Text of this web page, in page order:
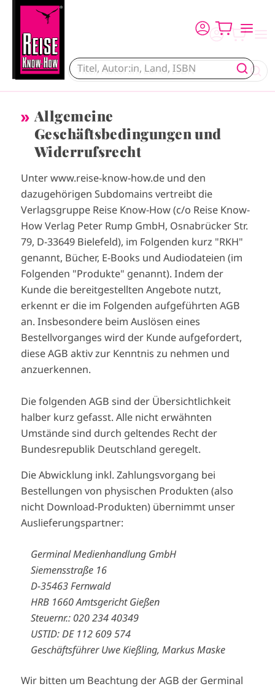
Allgemeine
Geschäftsbedingungen und
Widerrufsrecht
Unter www.reise-know-how.de und den
dazugehörigen Subdomains vertreibt die
Verlagsgruppe Reise Know-How (c/o Reise Know-
How Verlag Peter Rump GmbH, Osnabrücker Str.
79, D-33649 Bielefeld), im Folgenden kurz "RKH"
genannt, Bücher, E-Books und Audiodateien (im
Folgenden "Produkte" genannt). Indem der
Kunde die bereitgestellten Angebote nutzt,
erkennt er die im Folgenden aufgeführten AGB
an. Insbesondere beim Auslösen eines
Bestellvorganges wird der Kunde aufgefordert,
diese AGB aktiv zur Kenntnis zu nehmen und
anzuerkennen.
Die folgenden AGB sind der Übersichtlichkeit
halber kurz gefasst. Alle nicht erwähnten
Umstände sind durch geltendes Recht der
Bundesrepublik Deutschland geregelt.
Die Abwicklung inkl. Zahlungsvorgang bei
Bestellungen von physischen Produkten (also
nicht Download-Produkten) übernimmt unser
Auslieferungspartner:
Germinal Medienhandlung GmbH
Siemensstraße 16
D-35463 Fernwald
HRB 1660 Amtsgericht Gießen
Steuernr.: 020 234 40349
USTID: DE 112 609 574
Geschäftsführer Uwe Kießling, Markus Maske
Wir bitten um Beachtung der AGB der Germinal